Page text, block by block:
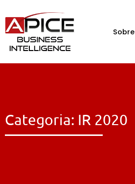
Sobre
Categoria: IR 2020